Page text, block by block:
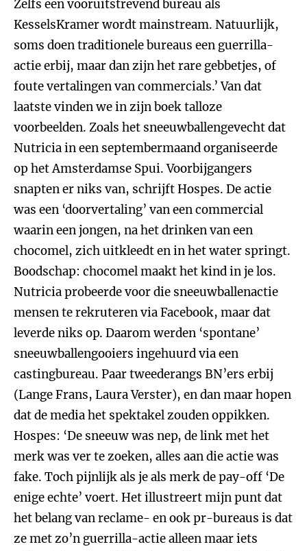
Zelfs een vooruitstrevend bureau als
KesselsKramer wordt mainstream. Natuurlijk,
soms doen traditionele bureaus een guerrilla-
actie erbij, maar dan zijn het rare gebbetjes, of
foute vertalingen van commercials.’ Van dat
laatste vinden we in zijn boek talloze
voorbeelden. Zoals het sneeuwballengevecht dat
Nutricia in een septembermaand organiseerde
op het Amsterdamse Spui. Voorbijgangers
snapten er niks van, schrijft Hospes. De actie
was een ‘doorvertaling’ van een commercial
waarin een jongen, na het drinken van een
chocomel, zich uitkleedt en in het water springt.
Boodschap: chocomel maakt het kind in je los.
Nutricia probeerde voor die sneeuwballenactie
mensen te rekruteren via Facebook, maar dat
leverde niks op. Daarom werden ‘spontane’
sneeuwballengooiers ingehuurd via een
castingbureau. Paar tweederangs BN’ers erbij
(Lange Frans, Laura Verster), en dan maar hopen
dat de media het spektakel zouden oppikken.
Hospes: ‘De sneeuw was nep, de link met het
merk was ver te zoeken, alles aan die actie was
fake. Toch pijnlijk als je als merk de pay-off ‘De
enige echte’ voert. Het illustreert mijn punt dat
het belang van reclame- en ook pr-bureaus is dat
ze met zo’n guerrilla-actie alleen maar iets